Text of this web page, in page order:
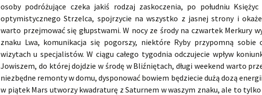
osoby podróżujące czeka jakiś rodzaj zaskoczenia, po południu
optymistycznego Strzelca, spojrzycie na wszystko z jasnej strony i
warto przejmować się głupstwami. W nocy ze środy na czwartek Merkury
znaku Lwa, komunikacja się pogorszy, niektóre Ryby przypomną sobie
wizytach u specjalistów. W ciągu całego tygodnia odczujecie wpływ
Jowiszem, do której dojdzie w środę w Bliźniętach, długi weekend warto
niezbędne remonty w domu, dysponować bowiem będziecie dużą dozą
w piątek Mars utworzy kwadraturę z Saturnem w waszym znaku, ale to